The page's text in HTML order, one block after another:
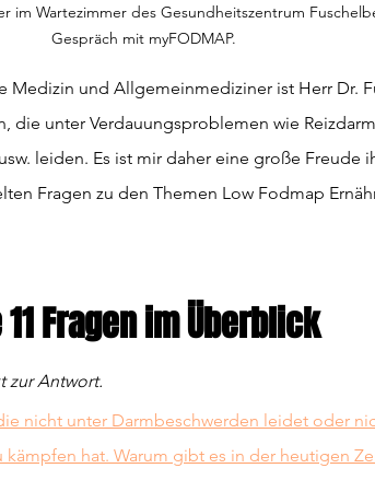
im Wartezimmer des Gesundheitszentrum
Gespräch mit myFODMAP.
Medizin und Allgemeinmediziner ist Herr Dr.
die unter Verdauungsproblemen wie
leiden. Es ist mir daher eine große Freude
Fragen zu den Themen Low Fodmap
Fragen im Überblick
zur Antwort.
nicht unter Darmbeschwerden leidet oder
hat. Warum gibt es in der heutigen